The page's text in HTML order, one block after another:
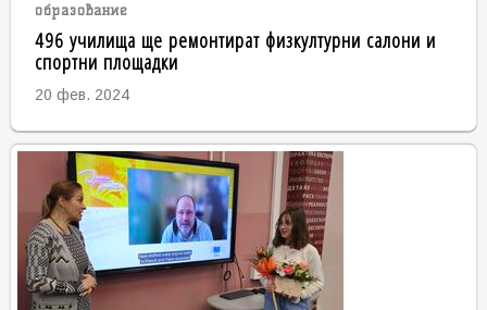
образование
496 училища ще ремонтират физкултурни салони и
спортни площадки
20 фев. 2024